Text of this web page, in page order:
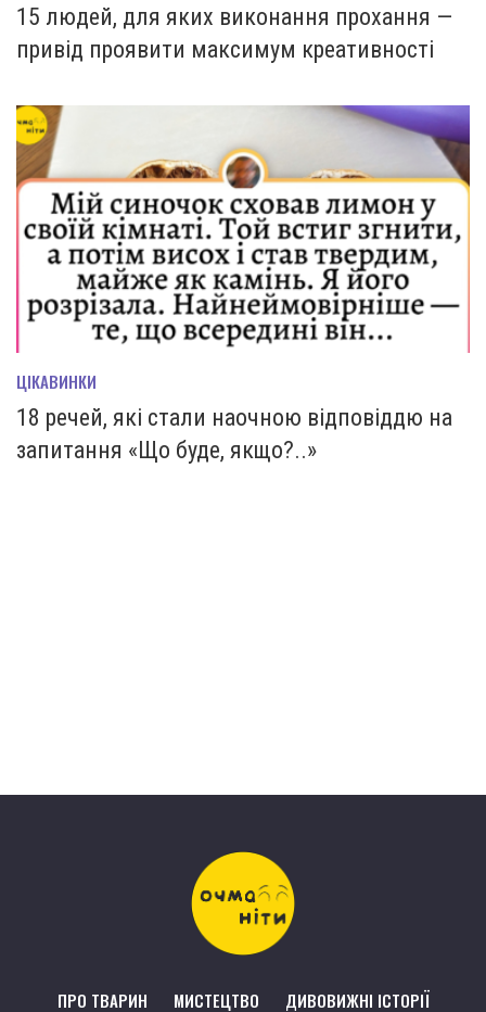
15 людей, для яких виконання прохання —
привід проявити максимум креативності
ЦІКАВИНКИ
18 речей, які стали наочною відповіддю на
запитання «Що буде, якщо?..»
ПРО ТВАРИН МИСТЕЦТВО ДИВОВИЖНІ ІСТОРІЇ